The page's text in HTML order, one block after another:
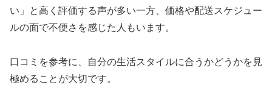
い」と高く評価する声が多い一方、価格や配送スケジュー
ルの面で不便さを感じた人もいます。
口コミを参考に、自分の生活スタイルに合うかどうかを見
極めることが大切です。